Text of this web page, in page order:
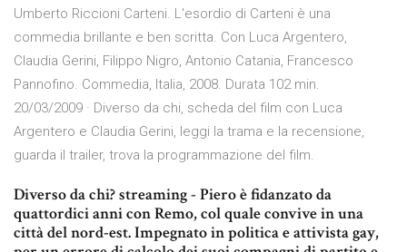
Umberto Riccioni Carteni. L'esordio di Carteni è una
commedia brillante e ben scritta. Con Luca Argentero,
Claudia Gerini, Filippo Nigro, Antonio Catania, Francesco
Pannofino. Commedia, Italia, 2008. Durata 102 min.
20/03/2009 · Diverso da chi, scheda del film con Luca
Argentero e Claudia Gerini, leggi la trama e la recensione,
guarda il trailer, trova la programmazione del film.
Diverso da chi? streaming - Piero è fidanzato da
quattordici anni con Remo, col quale convive in una
città del nord-est. Impegnato in politica e attivista gay,